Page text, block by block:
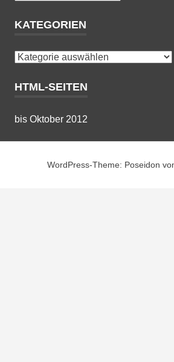
KATEGORIEN
Kategorien
HTML-SEITEN
bis Oktober 2012
WordPress-Theme: Poseidon